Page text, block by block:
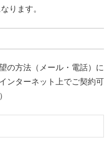
ります。
の方法（メール・電話）に
ンターネット上でご契約可